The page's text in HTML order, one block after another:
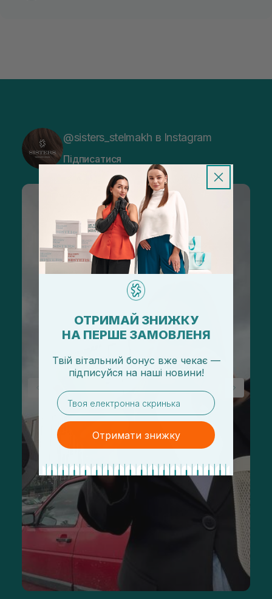
@sisters_stelmakh в Instagram
Підписатися
ОТРИМАЙ ЗНИЖКУ
НА ПЕРШЕ ЗАМОВЛЕНЯ
Твій вітальний бонус вже чекає —
підписуйся на наші новини!
email
Отримати знижку